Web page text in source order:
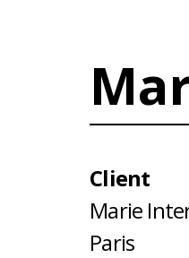
Client
Marie
Paris